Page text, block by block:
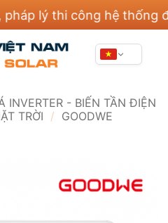
lý thi công hệ thống điện
INVERTER - BIẾN TẦN ĐIỆN
TRỜI / GOODWE